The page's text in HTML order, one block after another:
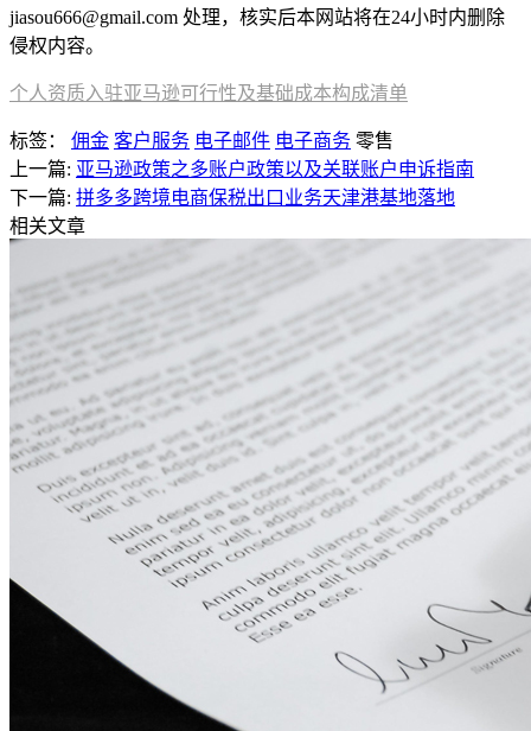
jiasou666@gmail.com 处理，核实后本网站将在24小时内删除
侵权内容。
个人资质入驻亚马逊可行性及基础成本构成清单
标签： 佣金 客户服务 电子邮件 电子商务 零售
上一篇: 亚马逊政策之多账户政策以及关联账户申诉指南
下一篇: 拼多多跨境电商保税出口业务天津港基地落地
相关文章